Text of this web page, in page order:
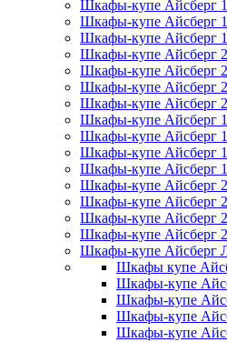
Шкафы-купе Айсберг
Шкафы-купе Айсберг
Шкафы-купе Айсберг
Шкафы-купе Айсберг
Шкафы-купе Айсберг
Шкафы-купе Айсберг
Шкафы-купе Айсберг
Шкафы-купе Айсберг
Шкафы-купе Айсберг
Шкафы-купе Айсберг
Шкафы-купе Айсберг
Шкафы-купе Айсберг
Шкафы-купе Айсберг
Шкафы-купе Айсберг
Шкафы-купе Айсберг
Шкафы-купе Айсберг
Шкафы купе
Шкафы-купе
Шкафы-купе
Шкафы-купе
Шкафы-купе